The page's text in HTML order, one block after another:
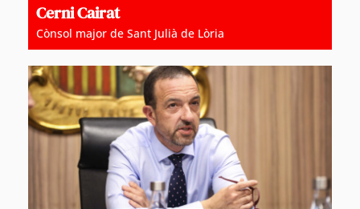
Cerni Cairat
Cònsol major de Sant Julià de Lòria